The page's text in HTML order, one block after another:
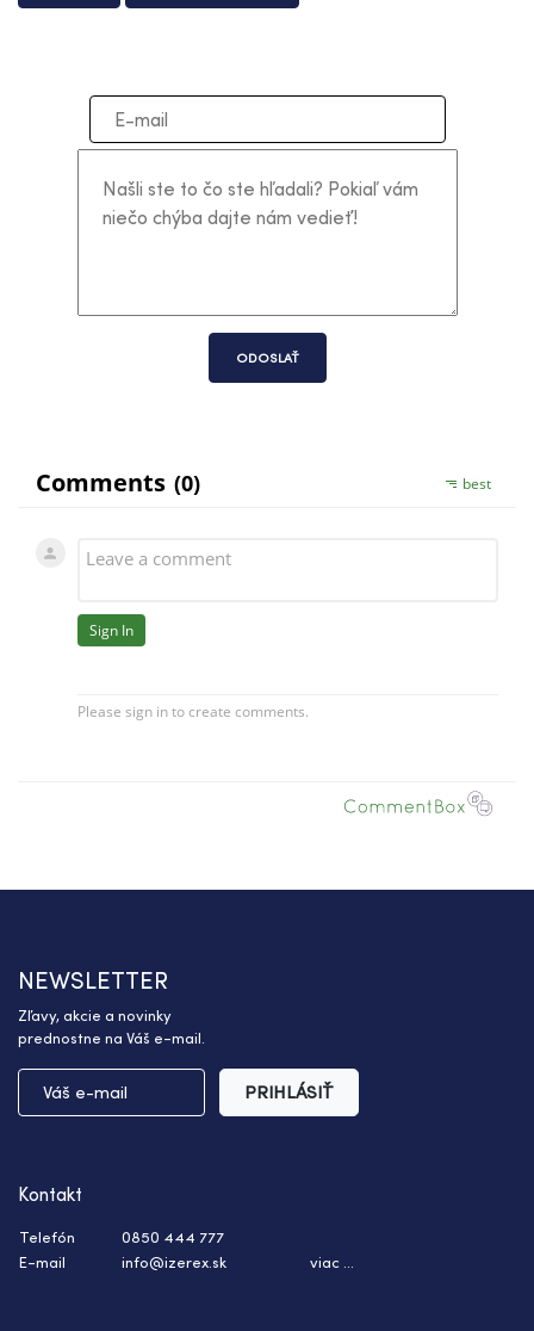
ODOSLAŤ
NEWSLETTER
Zľavy, akcie a novinky
prednostne na Váš e-mail.
PRIHLÁSIŤ
Kontakt
Telefón
0850 444 777
E-mail
info@izerex.sk viac ...